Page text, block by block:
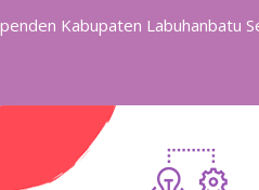
Kabupaten Labuhanbatu